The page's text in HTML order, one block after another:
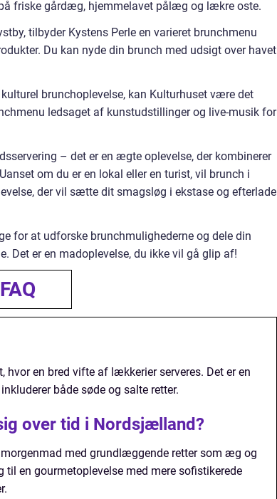
friske gårdæg, hjemmelavet pålæg og lækre oste.
tilbyder Kystens Perle en varieret brunchmenu
Du kan nyde din brunch med udsigt over havet
brunchoplevelse, kan Kulturhuset være det
ledsaget af kunstudstillinger og live-musik for
– det er en ægte oplevelse, der kombinerer
om du er en lokal eller en turist, vil brunch i
der vil sætte dit smagsløg i ekstase og efterlade
for at udforske brunchmulighederne og dele din
Det er en madoplevelse, du ikke vil gå glip af!
FAQ
en bred vifte af lækkerier serveres. Det er en
både søde og salte retter.
over tid i Nordsjælland?
med grundlæggende retter som æg og
til en gourmetoplevelse med mere sofistikerede